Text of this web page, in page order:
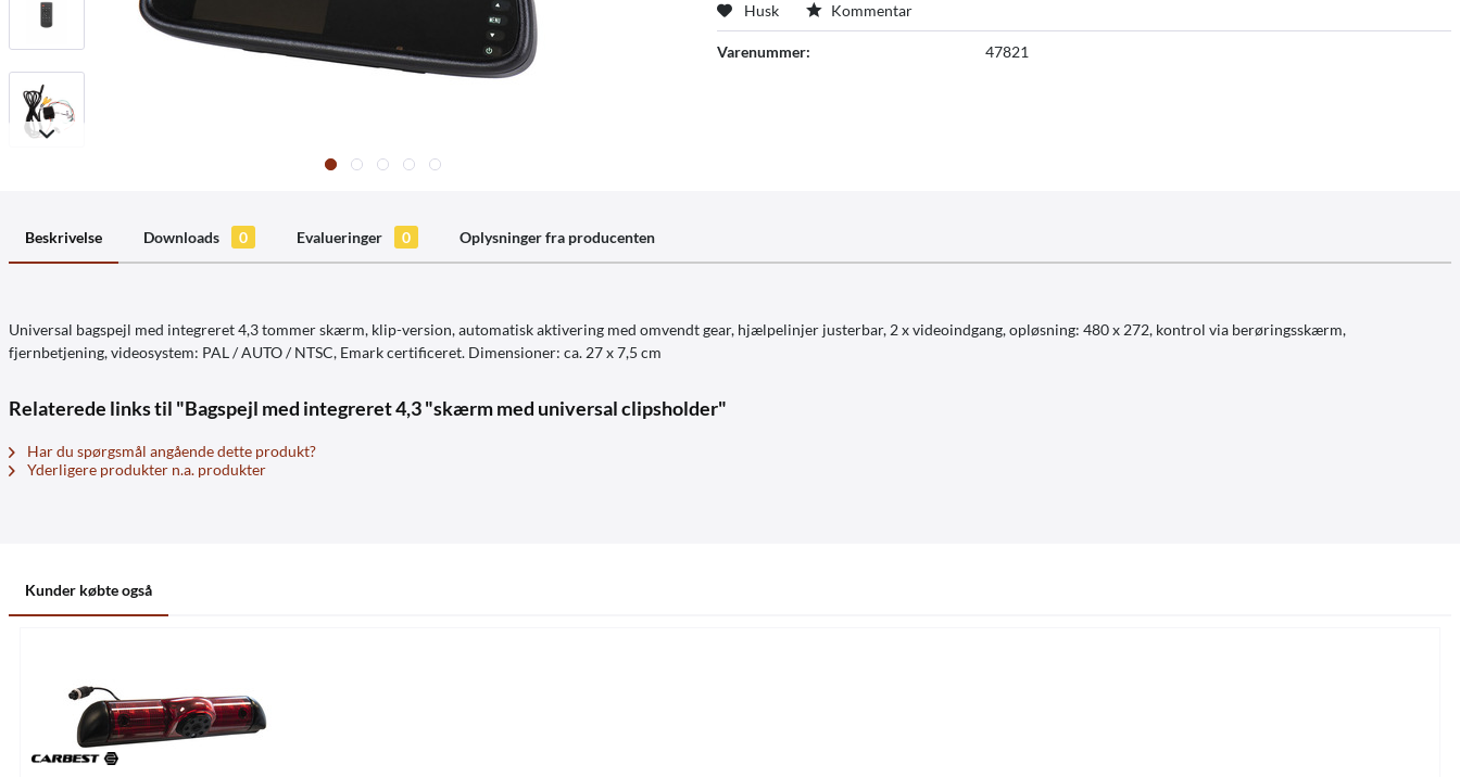
Husk Kommentar
Varenummer: 47821
Beskrivelse Downloads 0 Evalueringer 0 Oplysninger fra producenten
Universal bagspejl med integreret 4,3 tommer skærm, klip-version, automatisk aktivering med omvendt gear, hjælpelinjer justerbar, 2 x videoindgang, opløsning: 480 x 272, kontrol via berøringsskærm,
fjernbetjening, videosystem: PAL / AUTO / NTSC, Emark certificeret. Dimensioner: ca. 27 x 7,5 cm
Relaterede links til "Bagspejl med integreret 4,3 "skærm med universal clipsholder"
Har du spørgsmål angående dette produkt?
Yderligere produkter n.a. produkter
Kunder købte også